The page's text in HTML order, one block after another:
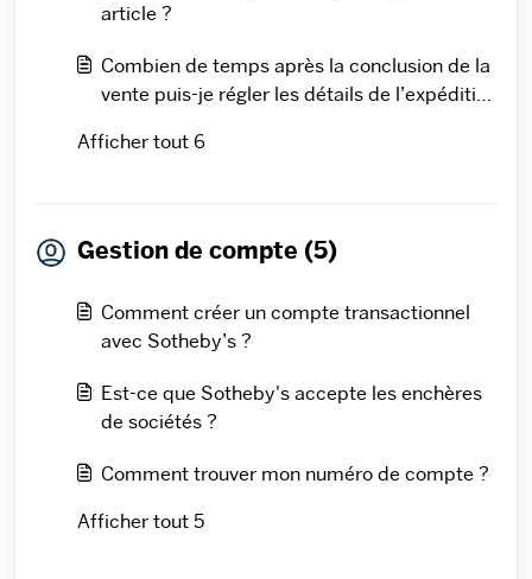
article ?
Combien de temps après la conclusion de la
vente puis-je régler les détails de l’expédition
Afficher tout 6
Gestion de compte (5)
Comment créer un compte transactionnel
avec Sotheby’s ?
Est-ce que Sotheby's accepte les enchères
de sociétés ?
Comment trouver mon numéro de compte ?
Afficher tout 5